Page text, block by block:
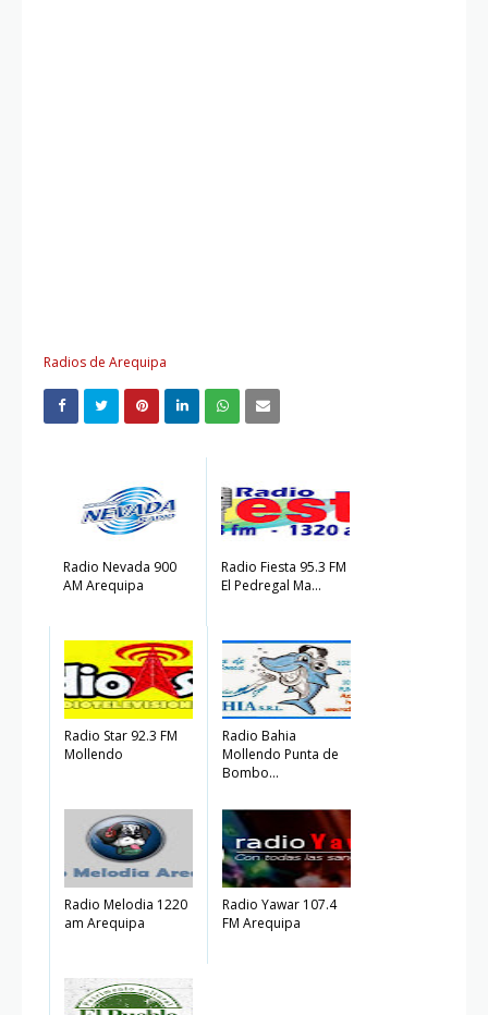
Radios de Arequipa
Radio Nevada 900
AM Arequipa
Radio Fiesta 95.3 FM
El Pedregal Ma...
Radio Star 92.3 FM
Mollendo
Radio Bahia
Mollendo Punta de
Bombo...
Radio Melodia 1220
am Arequipa
Radio Yawar 107.4
FM Arequipa